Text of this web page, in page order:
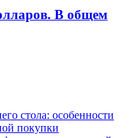
В общем
стола: особенности
покупки